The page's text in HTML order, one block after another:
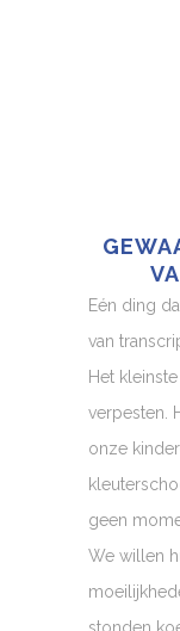
Eén ding
van
Het
verpesten.
onze
geen
We willen
stonden